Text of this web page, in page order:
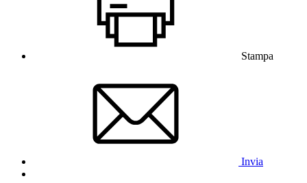
Stampa
Invia